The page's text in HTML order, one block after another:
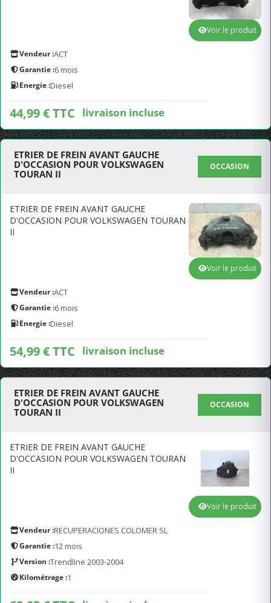
Vendeur :ACT
Garantie :6 mois
Energie :Diesel
44,99 € TTC livraison incluse
Voir le produit
ETRIER DE FREIN AVANT GAUCHE
D'OCCASION POUR VOLKSWAGEN
TOURAN II
OCCASION
ETRIER DE FREIN AVANT GAUCHE
D'OCCASION POUR VOLKSWAGEN TOURAN
II
Vendeur :ACT
Garantie :6 mois
Energie :Diesel
54,99 € TTC livraison incluse
Voir le produit
ETRIER DE FREIN AVANT GAUCHE
D'OCCASION POUR VOLKSWAGEN
TOURAN II
OCCASION
ETRIER DE FREIN AVANT GAUCHE
D'OCCASION POUR VOLKSWAGEN TOURAN
II
Vendeur :RECUPERACIONES COLOMER SL
Garantie :12 mois
Version :Trendline 2003-2004
Kilométrage :1
Voir le produit